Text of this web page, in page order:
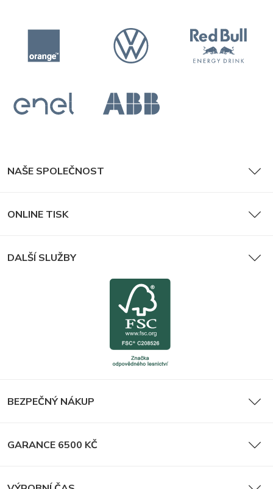
Časopisy
NAŠE SPOLEČNOST
ONLINE TISK
DALŠÍ SLUŽBY
BEZPEČNÝ NÁKUP
GARANCE 6500 KČ